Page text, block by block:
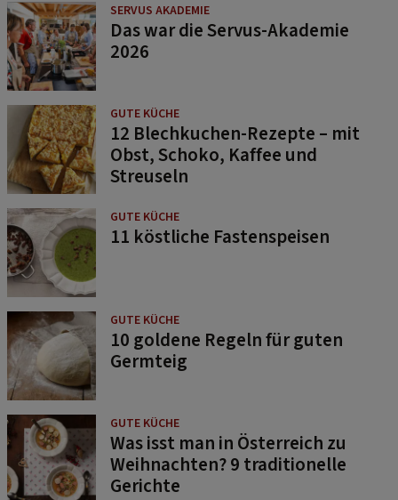
SERVUS AKADEMIE
Das war die Servus-Akademie
2026
GUTE KÜCHE
12 Blechkuchen-Rezepte – mit
Obst, Schoko, Kaffee und
Streuseln
GUTE KÜCHE
11 köstliche Fastenspeisen
GUTE KÜCHE
10 goldene Regeln für guten
Germteig
GUTE KÜCHE
Was isst man in Österreich zu
Weihnachten? 9 traditionelle
Gerichte